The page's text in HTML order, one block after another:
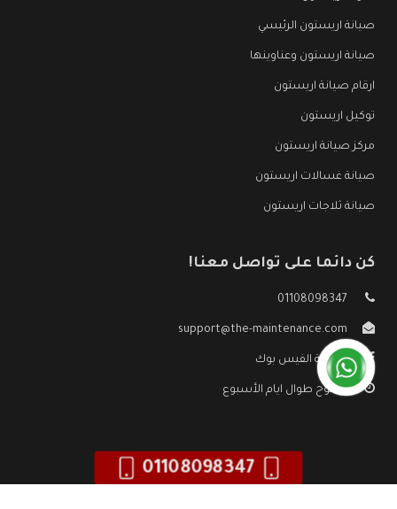
صيانة اريستون الرئيسي
صيانة اريستون وعناوينها
ارقام صيانة اريستون
توكيل اريستون
مركز صيانة اريستون
صيانة غسالات اريستون
صيانة ثلاجات اريستون
كن دائما على تواصل معنا!
01108098347
support@the-maintenance.com
صفحة الفيس بوك
مفتوح طوال ايام الأسبوع
01108098347